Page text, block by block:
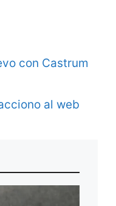
con Castrum
al web